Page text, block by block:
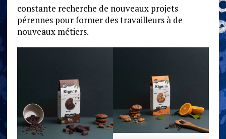
constante recherche de nouveaux projets
pérennes pour former des travailleurs à de
nouveaux métiers.